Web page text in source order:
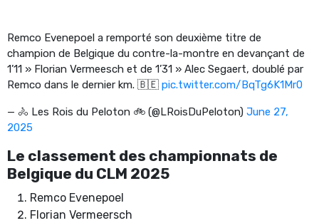
Remco Evenepoel a remporté son deuxième titre de
champion de Belgique du contre-la-montre en devançant de
1’11 » Florian Vermeesch et de 1’31 » Alec Segaert, doublé par
Remco dans le dernier km. 🇧🇪 pic.twitter.com/BqTg6K1Mr0
— 🚴 Les Rois du Peloton 🚲 (@LRoisDuPeloton) June 27,
2025
Le classement des championnats de
Belgique du CLM 2025
Remco Evenepoel
Florian Vermeersch